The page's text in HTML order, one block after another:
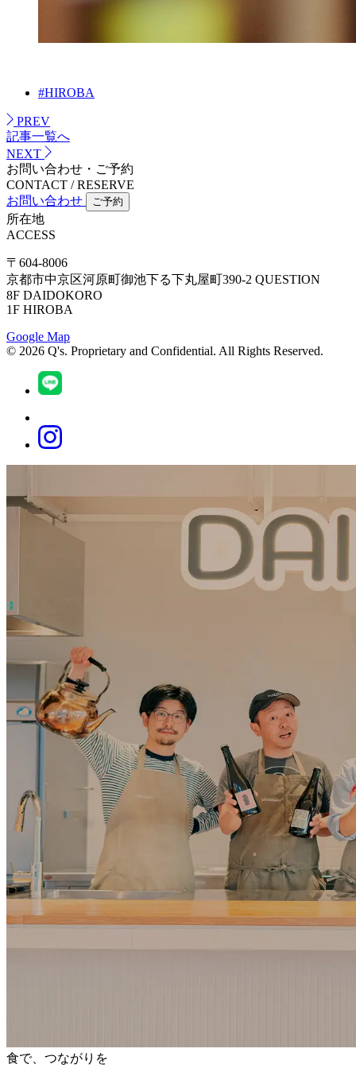
#HIROBA
PREV
記事一覧へ
NEXT
お問い合わせ・ご予約
CONTACT / RESERVE
お問い合わせ
ご予約
所在地
ACCESS
〒604-8006
京都市中京区河原町御池下る下丸屋町390-2 QUESTION
8F DAIDOKORO
1F HIROBA
Google Map
© 2026 Q's. Proprietary and Confidential. All Rights Reserved.
食で、つながりを